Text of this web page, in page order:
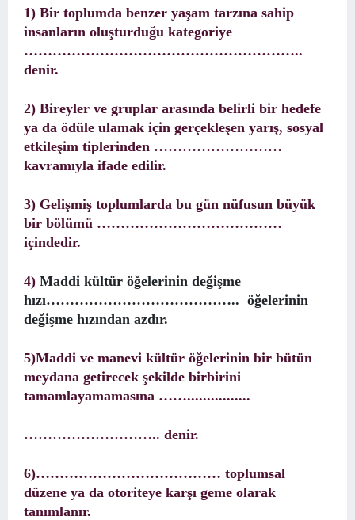
1) Bir toplumda benzer yaşam tarzına sahip
insanların oluşturduğu kategoriye
…………………………………………………..
denir.
2) Bireyler ve gruplar arasında belirli bir hedefe
ya da ödüle ulamak için gerçekleşen yarış, sosyal
etkileşim tiplerinden ………………………
kavramıyla ifade edilir.
3) Gelişmiş toplumlarda bu gün nüfusun büyük
bir bölümü …………………………………
içindedir.
4) Maddi kültür öğelerinin değişme
hızı………………………………….. öğelerinin
değişme hızından azdır.
5)Maddi ve manevi kültür öğelerinin bir bütün
meydana getirecek şekilde birbirini
tamamlayamamasına ……................
……………………….. denir.
6)………………………………… toplumsal
düzene ya da otoriteye karşı geme olarak
tanımlanır.